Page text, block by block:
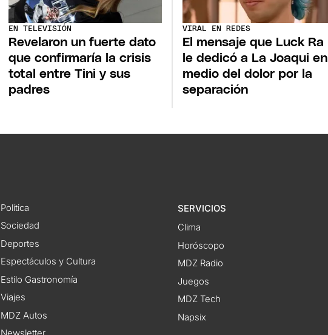
EN TELEVISIÓN
Revelaron un fuerte dato
que confirmaría la crisis
total entre Tini y sus
padres
VIRAL EN REDES
El mensaje que Luck Ra
le dedicó a La Joaqui en
medio del dolor por la
separación
Política
Sociedad
Deportes
Espectáculos y Cultura
Estilo Gastronomía
Viajes
MDZ Autos
SERVICIOS
Clima
Horóscopo
MDZ Radio
Juegos
MDZ Tech
Napsix